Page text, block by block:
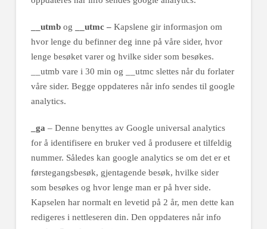
__utmbog __utmc –Kapslene gir informasjon om
hvor lenge du befinner deg inne på våre sider, hvor
lenge besøket varer og hvilke sider som besøkes.
__utmb vare i 30 min og __utmc slettes når du forlater
våre sider. Begge oppdateres når info sendes til google
analytics.
_ga – Denne benyttes av Google universal analytics
for å identifisere en bruker ved å produsere et tilfeldig
nummer. Således kan google analytics se om det er et
førstegangsbesøk, gjentagende besøk, hvilke sider
som besøkes og hvor lenge man er på hver side.
Kapselen har normalt en levetid på 2 år, men dette kan
redigeres i nettleseren din. Den oppdateres når info